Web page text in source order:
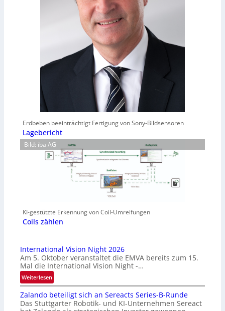
Erdbeben beeinträchtigt Fertigung von Sony-Bildsensoren
Lagebericht
Bild: iba AG
KI-gestützte Erkennung von Coil-Umreifungen
Coils zählen
International Vision Night 2026
Am 5. Oktober veranstaltet die EMVA bereits zum 15.
Mal die International Vision Night -…
Weiterlesen:
I
n
t
Zalando beteiligt sich an Sereacts Series-B-Runde
Das Stuttgarter Robotik- und KI-Unternehmen Sereact